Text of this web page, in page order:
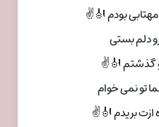
بودم 🎻✌
دلم بستی
تو گذشتم 🎻✌
تو نمی خوام
ازت بریدم 🎻✌